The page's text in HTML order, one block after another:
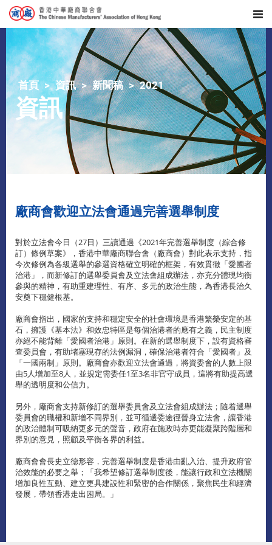
首頁 資訊 新聞稿 2021
資訊
廠商會歡迎立法會通過完善選舉制度
對於立法會今日（27日）三讀通過《2021年完善選舉制度（綜合修
訂）條例草案》，香港中華廠商聯合會（廠商會）對此表示支持，指
今次修例為各級選舉的參選資格確立明確的框架，有效貫徹「愛國者
治港」，而新修訂的選舉委員會及立法會組成辦法，亦充分體現均衡
參與的精神，有助重建理性、有序、多元的政治生態，為香港長治久
安奠下穩健根基。
廠商會指出，國家的支持和穩定安全的社會環境是香港繁榮安定的基
石，擁護《基本法》和效忠特區是每個治港者的應有之義，民主制度
亦絕不能背離「愛國者治港」原則。在新的選舉制度下，設有資格審
查委員會，有助堵塞現存的法例漏洞，確保治港者符合「愛國者」及
「一國兩制」原則。廠商會亦歡迎立法會通過，將資委會的人數上限
由5人增加至8人，並規定需委任1至3名非官守成員，這將有助提高選
舉的透明度和公信力。
另外，廠商會支持新修訂的選舉委員會及立法會組成辦法；隨着選舉
委員會的職權和新增不同界別，並可循選委途徑晉身立法會，讓香港
的政治體制可吸納更多元的聲音，政府在施政時亦更能凝聚跨階層和
界別的意見，照顧及平衡各界的利益。
廠商會會長史立德形容，完善選舉制度是香港由亂入治、提升政府管
治效能的必要之舉；「我希望修訂選舉制度後，能讓行政和立法機關
增加良性互動、建立更具建設性和緊密的合作關係，聚焦民生和經濟
發展，帶領香港走出困局。」